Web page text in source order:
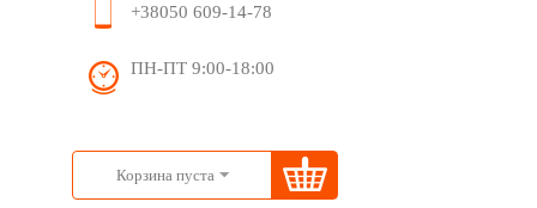
+38050 609-14-78
ПН-ПТ 9:00-18:00
Корзина пуста